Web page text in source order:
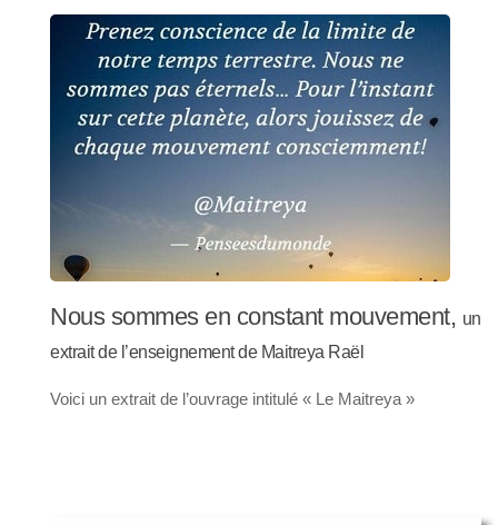
Nous sommes en constant mouvement, un
extrait de l’enseignement de Maitreya Raël
Voici un extrait de l’ouvrage intitulé « Le Maitreya »